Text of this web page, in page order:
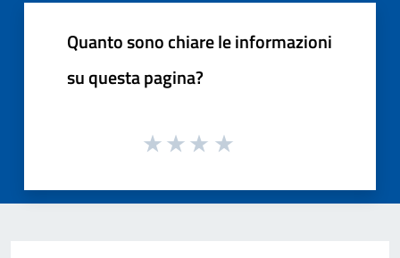
Quanto sono chiare le informazioni
su questa pagina?